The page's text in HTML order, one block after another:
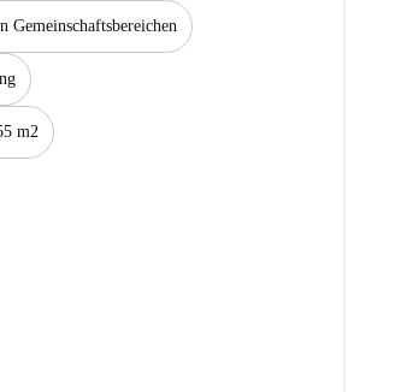
Gemeinschaftsbereichen
m2